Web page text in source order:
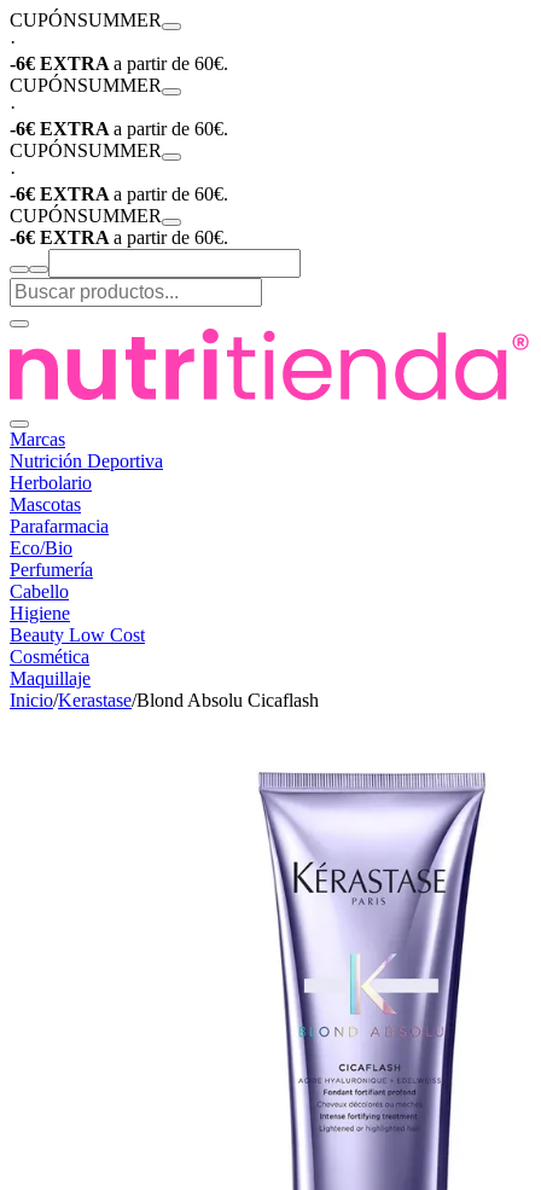
CUPÓNSUMMER
·
-6€ EXTRA a partir de 60€.
CUPÓNSUMMER
·
-6€ EXTRA a partir de 60€.
CUPÓNSUMMER
·
-6€ EXTRA a partir de 60€.
CUPÓNSUMMER
-6€ EXTRA a partir de 60€.
Marcas
Nutrición Deportiva
Herbolario
Mascotas
Parafarmacia
Eco/Bio
Perfumería
Cabello
Higiene
Beauty Low Cost
Cosmética
Maquillaje
Inicio/Kerastase/Blond Absolu Cicaflash